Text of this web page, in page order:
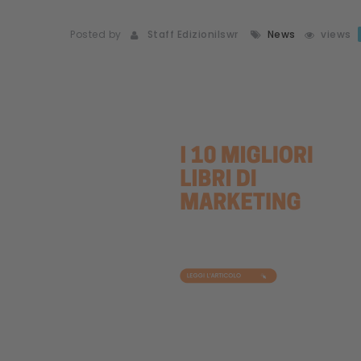
Posted by Staff Edizionilswr News views